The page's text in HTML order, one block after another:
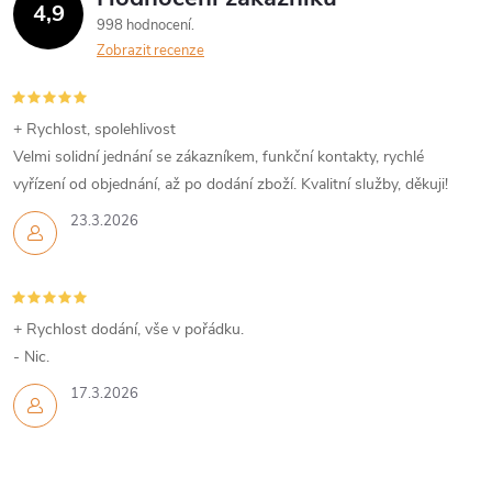
4,9
998 hodnocení
Zobrazit recenze
23.3.2026
+ Rychlost, spolehlivost
Velmi solidní jednání se zákazníkem, funkční kontakty, rychlé
vyřízení od objednání, až po dodání zboží. Kvalitní služby, děkuji!
17.3.2026
+ Rychlost dodání, vše v pořádku.
- Nic.